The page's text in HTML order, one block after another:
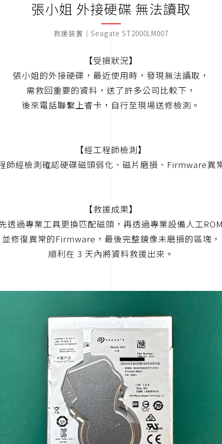
張小姐 外接硬碟 無法讀取
救援裝置｜Seagate ST2000LM007
【受損狀況】
張小姐的外接硬碟，最近使用時，發現無法讀取，
需救回重要的資料，送了許多公司比較下，
後來電話聯繫上睿卡，自行至現場送修檢測。
【經工程師檢測】
師經檢測確認硬碟磁頭弱化、磁片磨損、Firmware異
【救援成果】
透過專業工具更換匹配磁頭，再透過專業設備人工
並修復異常的Firmware，最後完整鏡像未磨損的區塊，
順利在 3 天內將資料救援出來。